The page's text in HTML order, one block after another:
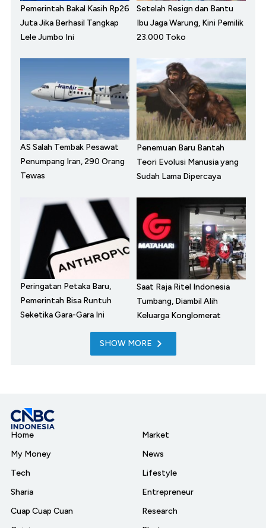
Pemerintah Bakal Kasih Rp26
Juta Jika Berhasil Tangkap
Lele Jumbo Ini
Setelah Resign dan Bantu
Ibu Jaga Warung, Kini Pemilik
23.000 Toko
AS Salah Tembak Pesawat
Penumpang Iran, 290 Orang
Tewas
Penemuan Baru Bantah
Teori Evolusi Manusia yang
Sudah Lama Dipercaya
Peringatan Petaka Baru,
Pemerintah Bisa Runtuh
Seketika Gara-Gara Ini
Saat Raja Ritel Indonesia
Tumbang, Diambil Alih
Keluarga Konglomerat
SHOW MORE
Home
My Money
Tech
Sharia
Cuap Cuap Cuan
Market
News
Lifestyle
Entrepreneur
Research